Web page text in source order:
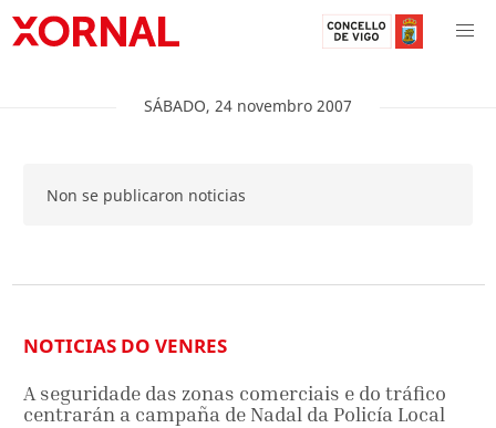
SÁBADO, 24 novembro 2007
Non se publicaron noticias
NOTICIAS DO VENRES
A seguridade das zonas comerciais e do tráfico
centrarán a campaña de Nadal da Policía Local